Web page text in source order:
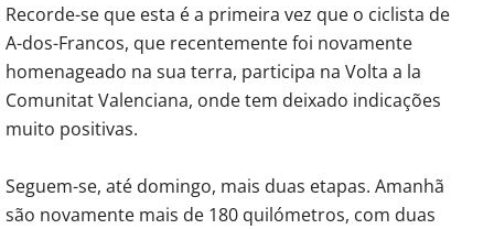
Recorde-se que esta é a primeira vez que o ciclista de
A-dos-Francos, que recentemente foi novamente
homenageado na sua terra, participa na Volta a la
Comunitat Valenciana, onde tem deixado indicações
muito positivas.
Seguem-se, até domingo, mais duas etapas. Amanhã
são novamente mais de 180 quilómetros, com duas